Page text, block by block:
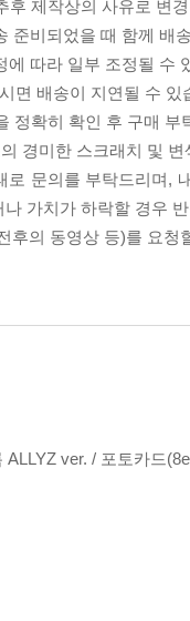
제작상의 사유로 변
준비되었을 때 함께 배
따라 일부 조정될 수
면 배송이 지연될 수 있
정확히 확인 후 구매 부
경미한 스크래치 및
문의를 부탁드리며,
가치가 하락할 경우
의 동영상 등)를 요
ver. / 포토카드